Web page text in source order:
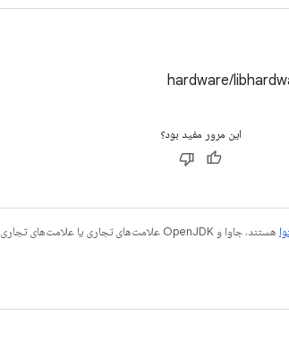
hardware/
این مرور مفید بود؟
هستند. جاوا و OpenJDK علامت‌های تجاری یا علامت‌های تجاری ثبت‌شده Oracle و/یا وابسته‌های آن هستند.